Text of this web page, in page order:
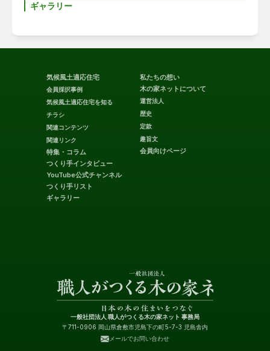
ギャラリー
一般社団法人 職人がつくる木の家ネット 事務局
〒711-0906 岡山県倉敷市児島下の町5-7-3 児島舎内
メールでお問い合わせ
特集・コラム
つくり手インタビュー
YouTube公式チャンネル
つくり手リスト
ギャラリー
気候風土適応住宅
会員採択事例
気候風土適応住宅を知る
チラシ
関連コンテンツ
関連リンク
私たちの想い
木の家ネットについて
運営法人
歴史
定款
趣旨文
会員向けページ